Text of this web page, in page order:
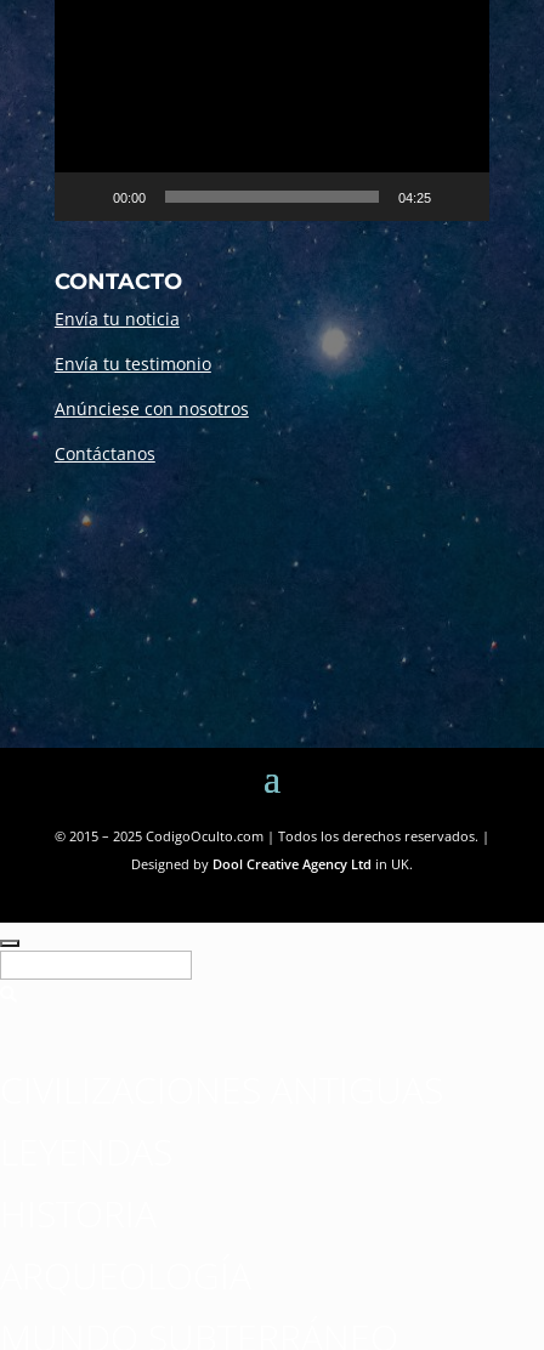
00:00 04:25
CONTACTO
Envía tu noticia
Envía tu testimonio
Anúnciese con nosotros
Contáctanos
© 2015 – 2025 CodigoOculto.com | Todos los derechos reservados. |
Designed by Dool Creative Agency Ltd in UK.